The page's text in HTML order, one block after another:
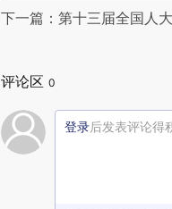
下一篇：第十三届全国人
评论区 0
登录后发表评论得